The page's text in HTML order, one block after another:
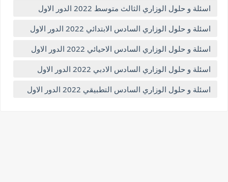
اسئلة و حلول الوزاري الثالث متوسط 2022 الدور الاول
اسئلة و حلول الوزاري السادس الابتدائي 2022 الدور الاول
اسئلة و حلول الوزاري السادس الاحيائي 2022 الدور الاول
اسئلة و حلول الوزاري السادس الادبي 2022 الدور الاول
اسئلة و حلول الوزاري السادس التطبيقي 2022 الدور الاول